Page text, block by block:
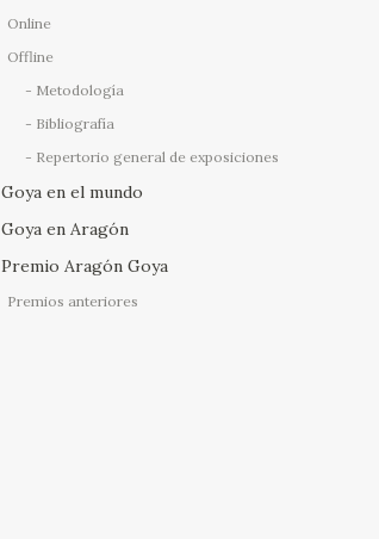
Online
Offline
Metodología
Bibliografía
Repertorio general de exposiciones
Goya en el mundo
Goya en Aragón
Premio Aragón Goya
Premios anteriores